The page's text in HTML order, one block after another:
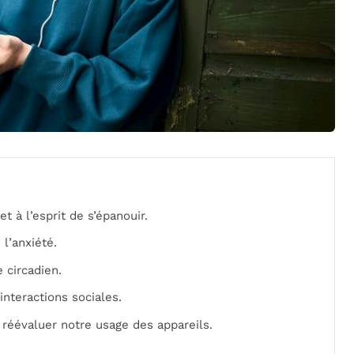
à l’esprit de s’épanouir.
circadien.
sociales.
notre usage des appareils.